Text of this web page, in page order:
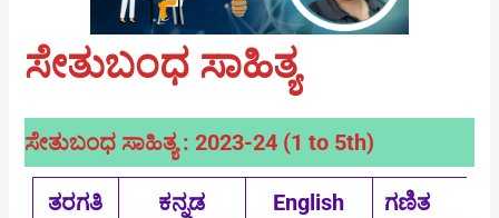
ಸೇತುಬಂಧ ಸಾಹಿತ್ಯ
ಸೇತುಬಂಧ ಸಾಹಿತ್ಯ : 2023-24 (1 to 5th)
ತರಗತಿ ಕನ್ನಡ English ಗಣಿತ